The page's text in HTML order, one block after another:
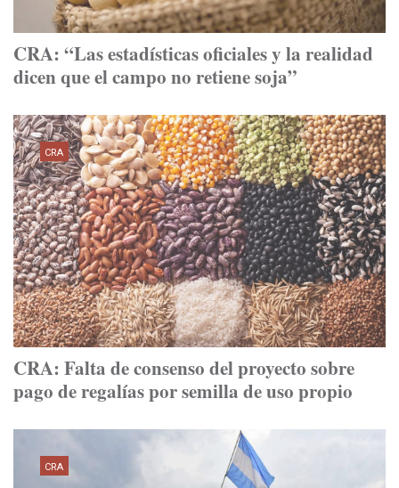
CRA: “Las estadísticas oficiales y la realidad
dicen que el campo no retiene soja”
CRA
CRA: Falta de consenso del proyecto sobre
pago de regalías por semilla de uso propio
CRA